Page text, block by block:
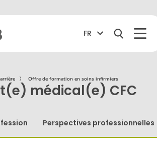
FR
〉 Offre de formation en soins infirmiers
médical(e) CFC
Perspectives professionnelles